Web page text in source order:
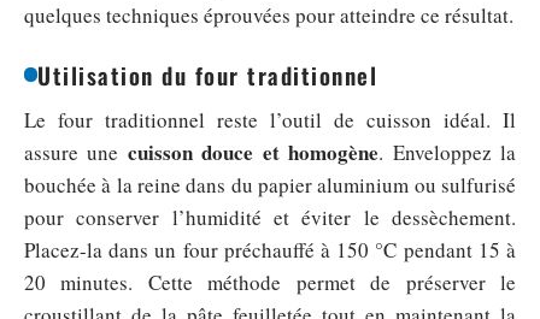
quelques techniques éprouvées pour atteindre ce résultat.
Utilisation du four traditionnel
Le four traditionnel reste l’outil de cuisson idéal. Il
assure une cuisson douce et homogène. Enveloppez la
bouchée à la reine dans du papier aluminium ou sulfurisé
pour conserver l’humidité et éviter le dessèchement.
Placez-la dans un four préchauffé à 150 °C pendant 15 à
20 minutes. Cette méthode permet de préserver le